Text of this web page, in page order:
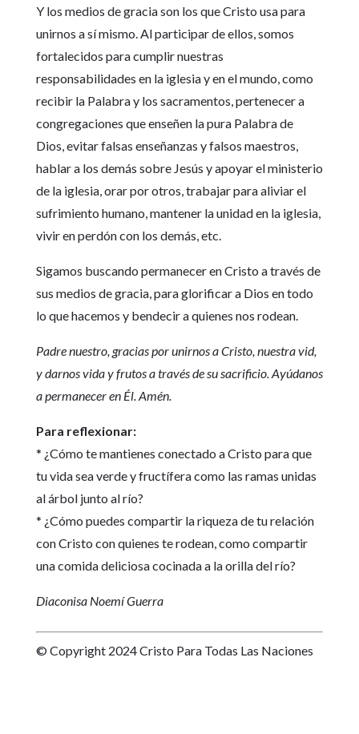
Y los medios de gracia son los que Cristo usa para
unirnos a sí mismo. Al participar de ellos, somos
fortalecidos para cumplir nuestras
responsabilidades en la iglesia y en el mundo, como
recibir la Palabra y los sacramentos, pertenecer a
congregaciones que enseñen la pura Palabra de
Dios, evitar falsas enseñanzas y falsos maestros,
hablar a los demás sobre Jesús y apoyar el ministerio
de la iglesia, orar por otros, trabajar para aliviar el
sufrimiento humano, mantener la unidad en la iglesia,
vivir en perdón con los demás, etc.
Sigamos buscando permanecer en Cristo a través de
sus medios de gracia, para glorificar a Dios en todo
lo que hacemos y bendecir a quienes nos rodean.
Padre nuestro, gracias por unirnos a Cristo, nuestra vid,
y darnos vida y frutos a través de su sacrificio. Ayúdanos
a permanecer en Él. Amén.
Para reflexionar:
* ¿Cómo te mantienes conectado a Cristo para que
tu vida sea verde y fructífera como las ramas unidas
al árbol junto al río?
* ¿Cómo puedes compartir la riqueza de tu relación
con Cristo con quienes te rodean, como compartir
una comida deliciosa cocinada a la orilla del río?
Diaconisa Noemí Guerra
© Copyright 2024 Cristo Para Todas Las Naciones